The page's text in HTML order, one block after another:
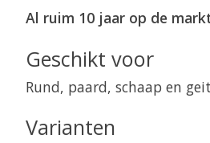
Al ruim 10 jaar op de
Geschikt voor
Rund, paard, schaap en
Varianten